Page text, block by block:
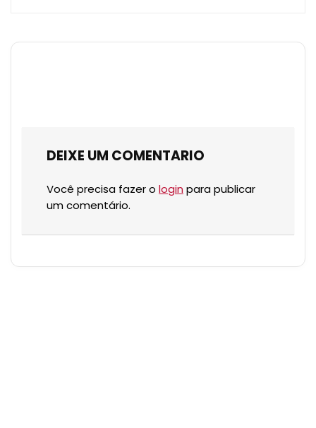
DEIXE UM COMENTARIO
Você precisa fazer o login para publicar
um comentário.